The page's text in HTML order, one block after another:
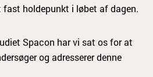
fast holdepunkt i løbet af dagen.
Spacon har vi sat os for at
og adresserer denne